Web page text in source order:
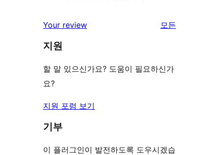
Your review 모든
지원
할 말 있으신가요? 도움이 필요하신가
요?
지원 포럼 보기
기부
이 플러그인이 발전하도록 도우시겠습